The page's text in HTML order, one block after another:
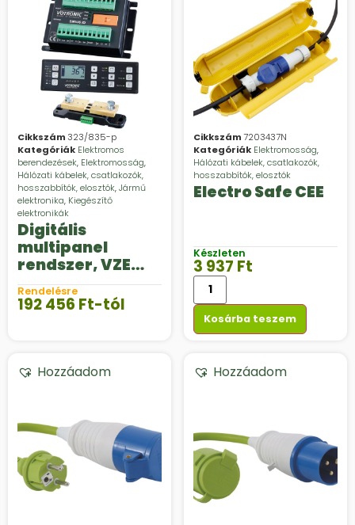
Cikkszám 323/835-p
Kategóriák Elektromos
berendezések, Elektromosság,
Hálózati kábelek, csatlakozók,
hosszabbítók, elosztók,Jármű
elektronika, Kiegészítő
elektronikák
Digitális
multipanel
rendszer, VZE
Sirius CI
Rendelésre
192 456 Ft-tól
Cikkszám7203437N
Kategóriák Elektromosság,
Hálózati kábelek, csatlakozók,
hosszabbítók, elosztók
Electro Safe CEE
Készleten
3 937 Ft
Kosárba teszem
Hozzáadom Hozzáadom